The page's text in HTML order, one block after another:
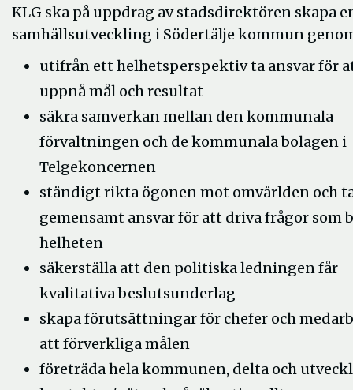
KLG ska på uppdrag av stadsdirektören skapa
samhällsutveckling i Södertälje kommun
utifrån ett helhetsperspektiv ta ansvar för
uppnå mål och resultat
säkra samverkan mellan den kommunala
förvaltningen och de kommunala bolagen i
Telgekoncernen
ständigt rikta ögonen mot omvärlden och
gemensamt ansvar för att driva frågor som
helheten
säkerställa att den politiska ledningen får
kvalitativa beslutsunderlag
skapa förutsättningar för chefer och
att förverkliga målen
företräda hela kommunen, delta och